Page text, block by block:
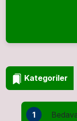
Kategoriler
1